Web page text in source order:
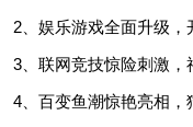
2、娱乐游戏全面升级，
3、联网竞技惊险刺激，
4、百变鱼潮惊艳亮相，